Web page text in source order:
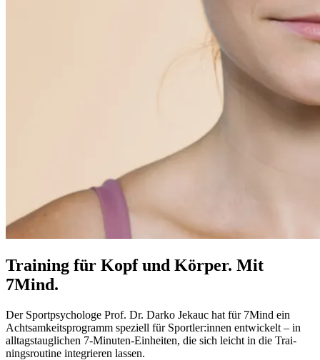
Training für Kopf und Körper. Mit
7Mind.
Der Sport­psy­cho­loge Prof. Dr. Darko Jekauc hat für 7Mind ein
Acht­sam­keits­pro­gramm spe­zi­ell für Sportler:innen ent­wi­ckelt – in
all­tags­taug­li­chen 7-Minu­ten-Ein­hei­ten, die sich leicht in die Trai­
nings­rou­tine inte­grie­ren lassen.